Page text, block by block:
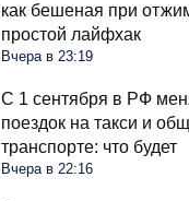
как бешеная при
простой лайфхак
Вчера в 23:19
С 1 сентября в РФ
поездок на такси и
транспорте: что будет
Вчера в 22:16